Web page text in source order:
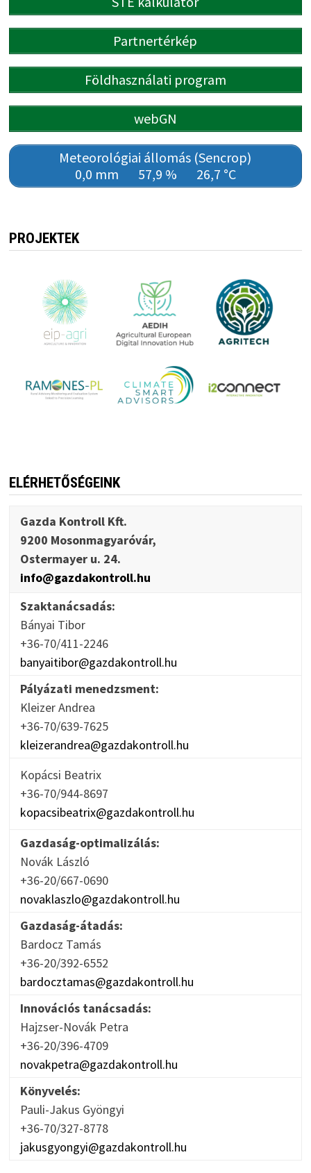
Partnertérkép
Földhasználati program
webGN
Meteorológiai állomás (Sencrop)
0,0 mm
57,9 % 26,7 °C
PROJEKTEK
ELÉRHETŐSÉGEINK
Gazda Kontroll Kft.
9200 Mosonmagyaróvár,
Ostermayer u. 24.
info@gazdakontroll.hu
Szaktanácsadás:
Bányai Tibor
+36-70/411-2246
banyaitibor@gazdakontroll.hu
Pályázati menedzsment:
Kleizer Andrea
+36-70/639-7625
kleizerandrea@gazdakontroll.hu
Kopácsi Beatrix
+36-70/944-8697
kopacsibeatrix@gazdakontroll.hu
Gazdaság-optimalizálás:
Novák László
+36-20/667-0690
novaklaszlo@gazdakontroll.hu
Gazdaság-átadás:
Bardocz Tamás
+36-20/392-6552
bardocztamas@gazdakontroll.hu
Innovációs tanácsadás:
Hajzser-Novák Petra
+36-20/396-4709
novakpetra@gazdakontroll.hu
Könyvelés:
Pauli-Jakus Gyöngyi
+36-70/327-8778
jakusgyongyi@gazdakontroll.hu